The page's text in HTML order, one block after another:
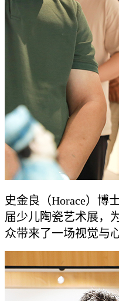
史金良（Horace）博
届少儿陶瓷艺术展，
众带来了一场视觉与